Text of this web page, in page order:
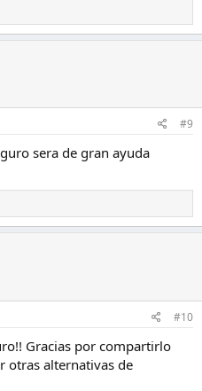
#9
sera de gran ayuda
#10
Gracias por compartirlo
otras alternativas de